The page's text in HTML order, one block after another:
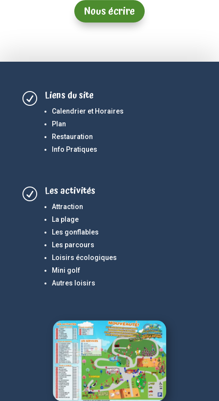
Nous écrire
R Liens du site
Calendrier et Horaires
Plan
Restauration
Info Pratiques
R Les activités
Attraction
La plage
Les gonflables
Les parcours
Loisirs écologiques
Mini golf
Autres loisirs